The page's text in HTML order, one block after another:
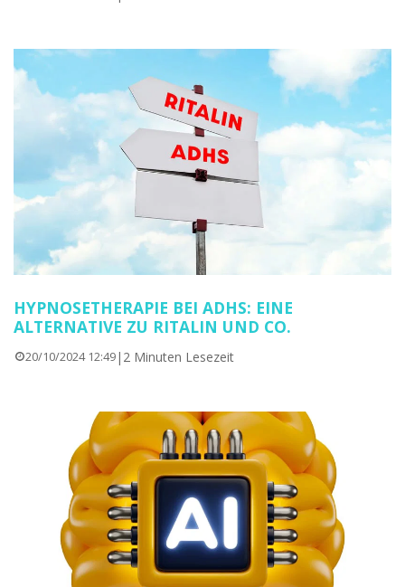
HYPNOSETHERAPIE BEI ADHS: EINE
ALTERNATIVE ZU RITALIN UND CO.
20/10/2024 12:49| 2 Minuten Lesezeit